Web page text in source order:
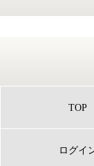
TOP
ログイ